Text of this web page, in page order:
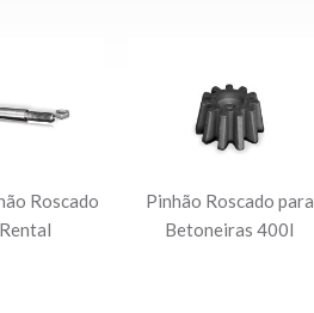
Roscado
Pinhão Roscado para
Betoneiras 400l